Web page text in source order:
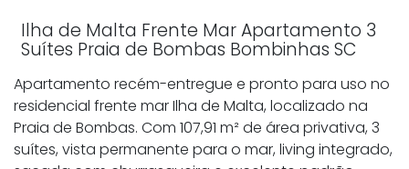
Ilha de Malta Frente Mar Apartamento 3
Suítes Praia de Bombas Bombinhas SC
Apartamento recém-entregue e pronto para uso no
residencial frente mar Ilha de Malta, localizado na
Praia de Bombas. Com 107,91 m² de área privativa, 3
suítes, vista permanente para o mar, living integrado,